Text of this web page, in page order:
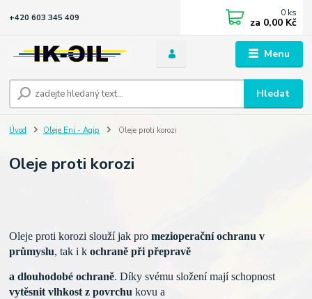
Menu
Hledat
+420 603 345 409 0 ks
za 0,00 Kč
Úvod Oleje Eni - Agip Oleje proti korozi
Oleje proti korozi
Oleje proti korozi slouží jak promezioperačníochranu v
průmyslu, tak i kochraně při přepravě
a dlouhodobé ochraně. Díky svému složení majíschopnost
vytěsnit vlhkost z povrchukovu a